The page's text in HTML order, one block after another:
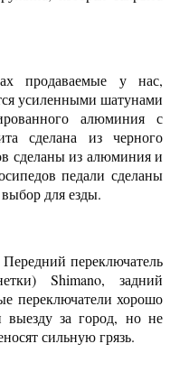
продаваемые у нас,
усиленными шатунами
алюминия с
сделана из черного
сделаны из алюминия и
педали сделаны
для езды.
переключатель
Shimano, задний
переключатели хорошо
выезду за город, но не
сильную грязь.